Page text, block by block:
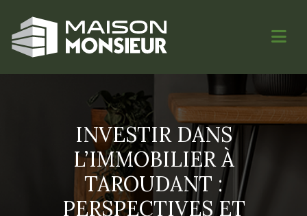
INVESTIR DANS
L’IMMOBILIER À
TAROUDANT :
PERSPECTIVES ET